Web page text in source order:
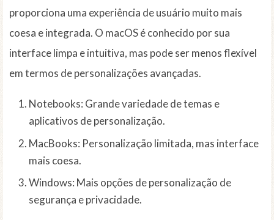
proporciona uma experiência de usuário muito mais
coesa e integrada. O macOS é conhecido por sua
interface limpa e intuitiva, mas pode ser menos flexível
em termos de personalizações avançadas.
Notebooks: Grande variedade de temas e
aplicativos de personalização.
MacBooks: Personalização limitada, mas interface
mais coesa.
Windows: Mais opções de personalização de
segurança e privacidade.